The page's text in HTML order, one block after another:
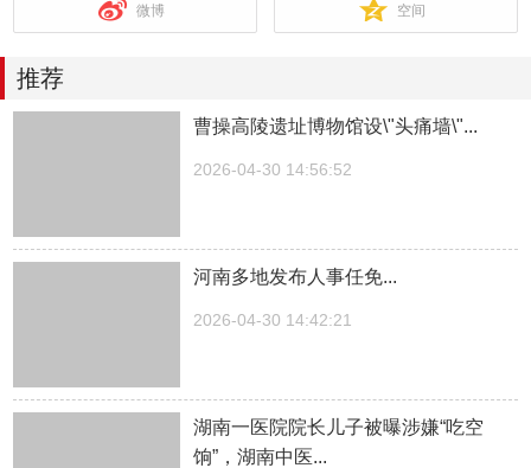
微博 空间
推荐
曹操高陵遗址博物馆设\"头痛墙\"...
2026-04-30 14:56:52
河南多地发布人事任免...
2026-04-30 14:42:21
湖南一医院院长儿子被曝涉嫌“吃空
饷”，湖南中医...